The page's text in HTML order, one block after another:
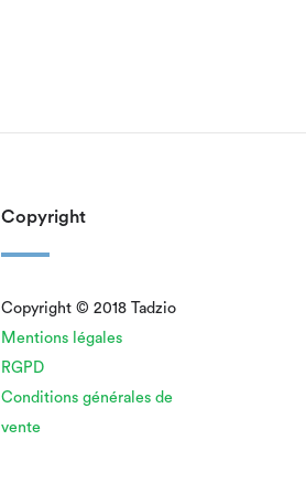
Copyright
Copyright © 2018 Tadzio
Mentions légales
RGPD
Conditions générales de
vente